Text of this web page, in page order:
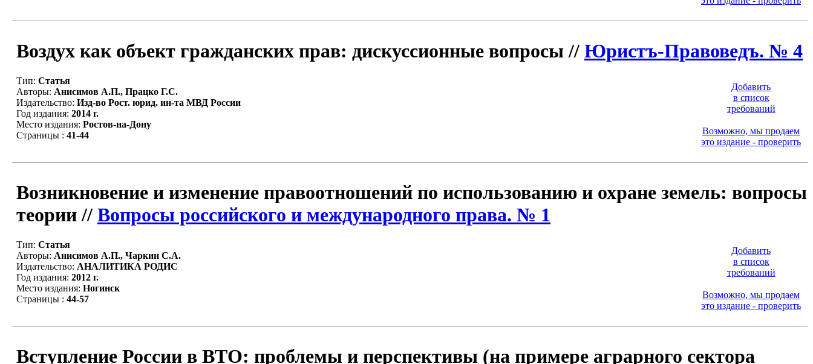
Воздух как объект гражданских прав: дискуссионные вопросы // Юристъ-Правоведъ. № 4
Добавить
в список
требований
Возможно, мы продаем
это издание - проверить
Тип: Статья
Авторы: Анисимов А.П., Працко Г.С.
Издательство: Изд-во Рост. юрид. ин-та МВД России
Год издания: 2014 г.
Место издания: Ростов-на-Дону
Страницы : 41-44
Возникновение и изменение правоотношений по использованию и охране земель: вопросы
теории // Вопросы российского и международного права. № 1
Добавить
в список
требований
Возможно, мы продаем
это издание - проверить
Тип: Статья
Авторы: Анисимов А.П., Чаркин С.А.
Издательство: АНАЛИТИКА РОДИС
Год издания: 2012 г.
Место издания: Ногинск
Страницы : 44-57
Вступление России в ВТО: проблемы и перспективы (на примере аграрного сектора